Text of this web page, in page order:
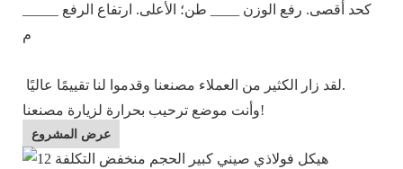
كحد أقصى. رفع الوزن ____ طن؛ الأعلى. ارتفاع الرفع _____
م
لقد زار الكثير من العملاء مصنعنا وقدموا لنا تقييمًا عاليًا.
وأنت موضع ترحيب بحرارة لزيارة مصنعنا!
عرض المشروع